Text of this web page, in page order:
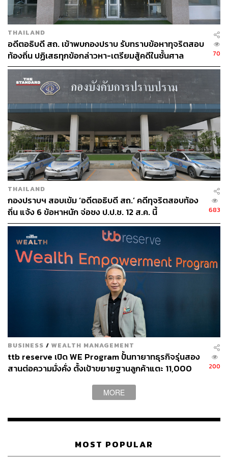
THAILAND
อดีตอธิบดี สถ. เข้าพบกองปราบ รับทราบข้อหาทุจริตสอบ
ท้องถิ่น ปฏิเสธทุกข้อกล่าวหา-เตรียมสู้คดีในชั้นศาล
70
THAILAND
กองปราบฯ สอบเข้ม ‘อดีตอธิบดี สถ.’ คดีทุจริตสอบท้อง
ถิ่น แจ้ง 6 ข้อหาหนัก จ่อชง ป.ป.ช. 12 ส.ค. นี้
683
BUSINESS / WEALTH MANAGEMENT
ttb reserve เปิด WE Program ปั้นทายาทธุรกิจรุ่นสอง
สานต่อความมั่งคั่ง ตั้งเป้าขยายฐานลูกค้าแตะ 11,000
200
MORE
MOST POPULAR